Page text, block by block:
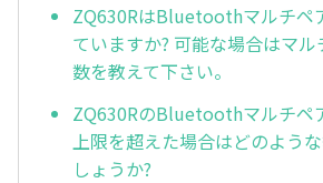
ZQ630RはBluetoothマルチペ
ていますか? 可能な場合はマ
数を教えて下さい。
ZQ630RのBluetoothマルチペ
上限を超えた場合はどのよう
しょうか?